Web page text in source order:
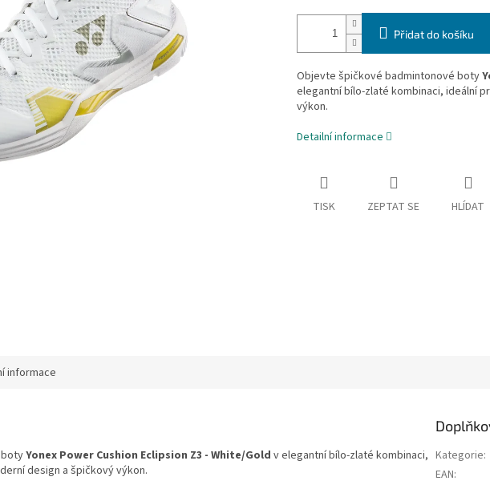
Přidat do košíku
Objevte špičkové badmintonové boty
elegantní bílo-zlaté kombinaci, ideální
výkon.
Detailní informace
TISK ZEPTAT SE HLÍDAT
informace
Yonex Power Cushion Eclipsion Z3 - White/Gold v elegantní bílo-zlaté kombinaci,
design a špičkový výkon.
Kategorie:
EAN: